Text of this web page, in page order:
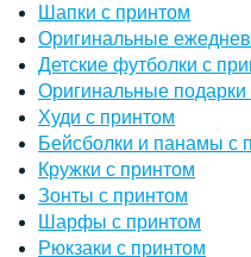
Шапки с принтом
Оригинальные
Детские футболки с
Оригинальные подарки
Худи с принтом
Бейсболки и панамы с
Кружки с принтом
Зонты с принтом
Шарфы с принтом
Рюкзаки с принтом